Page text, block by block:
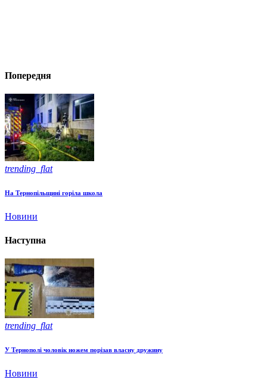
Попередня
trending_flat
На Тернопільщині горіла школа
Новини
Наступна
trending_flat
У Тернополі чоловік ножем порізав власну дружину
Новини